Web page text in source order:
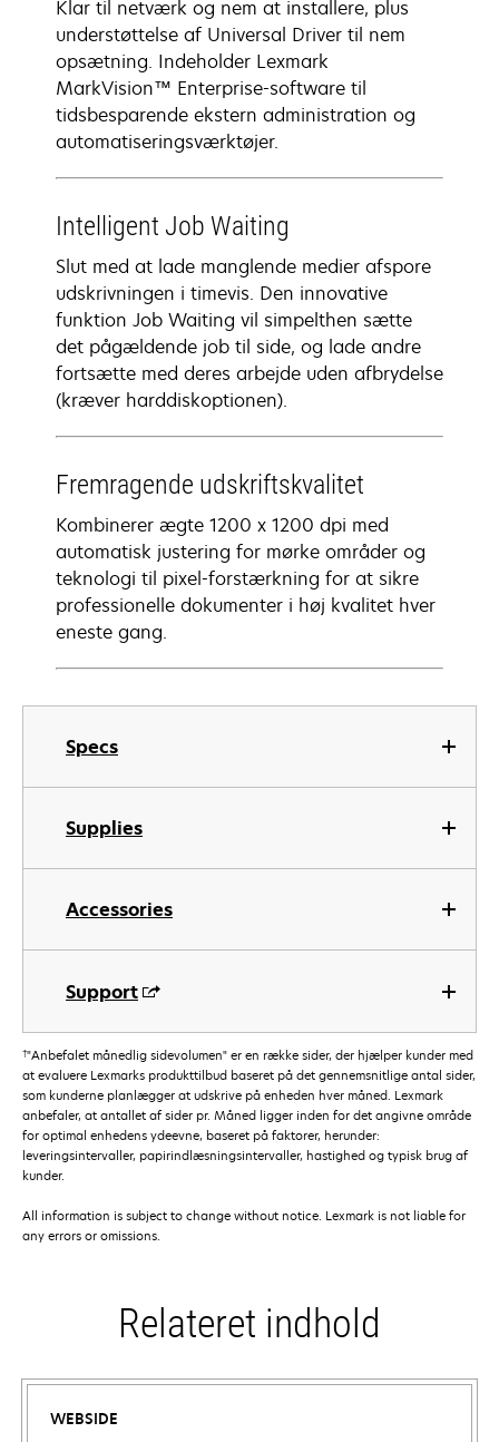
Specs
Supplies
Accessories
Support
Klar til netværk og nem at installere, plus
understøttelse af Universal Driver til nem
opsætning. Indeholder Lexmark
MarkVision™ Enterprise-software til
tidsbesparende ekstern administration og
automatiseringsværktøjer.
Intelligent Job Waiting
Slut med at lade manglende medier afspore
udskrivningen i timevis. Den innovative
funktion Job Waiting vil simpelthen sætte
det pågældende job til side, og lade andre
fortsætte med deres arbejde uden afbrydelse
(kræver harddiskoptionen).
Fremragende udskriftskvalitet
Kombinerer ægte 1200 x 1200 dpi med
automatisk justering for mørke områder og
teknologi til pixel-forstærkning for at sikre
professionelle dokumenter i høj kvalitet hver
eneste gang.
†"Anbefalet månedlig sidevolumen" er en række sider, der hjælper kunder med
at evaluere Lexmarks produkttilbud baseret på det gennemsnitlige antal sider,
som kunderne planlægger at udskrive på enheden hver måned. Lexmark
anbefaler, at antallet af sider pr. Måned ligger inden for det angivne område
for optimal enhedens ydeevne, baseret på faktorer, herunder:
leveringsintervaller, papirindlæsningsintervaller, hastighed og typisk brug af
kunder.
All information is subject to change without notice. Lexmark is not liable for
any errors or omissions.
Relateret indhold
WEBSIDE